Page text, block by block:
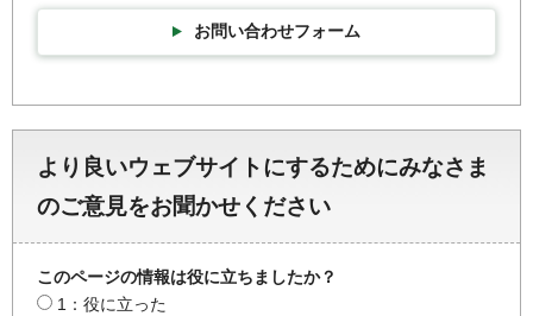
お問い合わせフォーム
より良いウェブサイトにするためにみなさま
のご意見をお聞かせください
このページの情報は役に立ちましたか？
1：役に立った